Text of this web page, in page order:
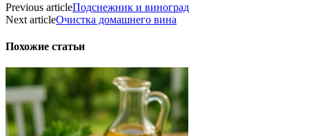
Previous articleПодснежник и виноград
Next articleОчистка домашнего вина
Похожие статьи